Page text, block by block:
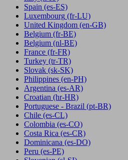
Spain (es-ES)
Luxembourg (fr-LU)
United Kingdom (en-GB)
Belgium (fr-BE)
Belgium (nl-BE)
France (fr-FR)
Turkey (tr-TR)
Slovak (sk-SK)
Philippines (en-PH)
Argentina (es-AR)
Croatian (hr-HR)
Portuguese - Brazil (pt-BR)
Chile (es-CL)
Colombia (es-CO)
Costa Rica (es-CR)
Dominicana (es-DO)
Peru (es-PE)